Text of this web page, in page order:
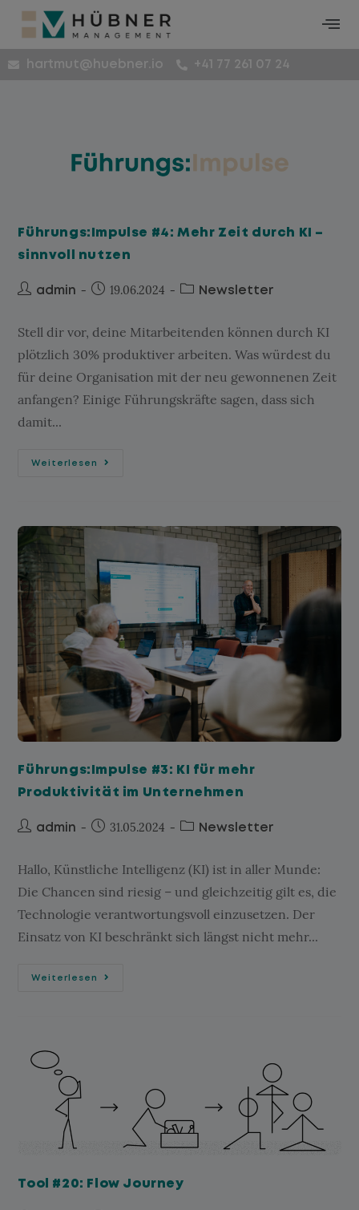
hartmut@huebner.io +41 77 261 07 24
Führungs:Impulse #4: Mehr Zeit durch KI –
sinnvoll nutzen
admin 19.06.2024 Newsletter
Stell dir vor, deine Mitarbeitenden können durch KI
plötzlich 30% produktiver arbeiten. Was würdest du
für deine Organisation mit der neu gewonnenen Zeit
anfangen? Einige Führungskräfte sagen, dass sich
damit...
Weiterlesen
Führungs:Impulse #3: KI für mehr
Produktivität im Unternehmen
admin 31.05.2024 Newsletter
Hallo, Künstliche Intelligenz (KI) ist in aller Munde:
Die Chancen sind riesig – und gleichzeitig gilt es, die
Technologie verantwortungsvoll einzusetzen. Der
Einsatz von KI beschränkt sich längst nicht mehr...
Weiterlesen
Tool #20: Flow Journey